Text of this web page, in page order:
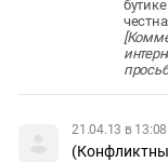
21.04.13 в 13:08